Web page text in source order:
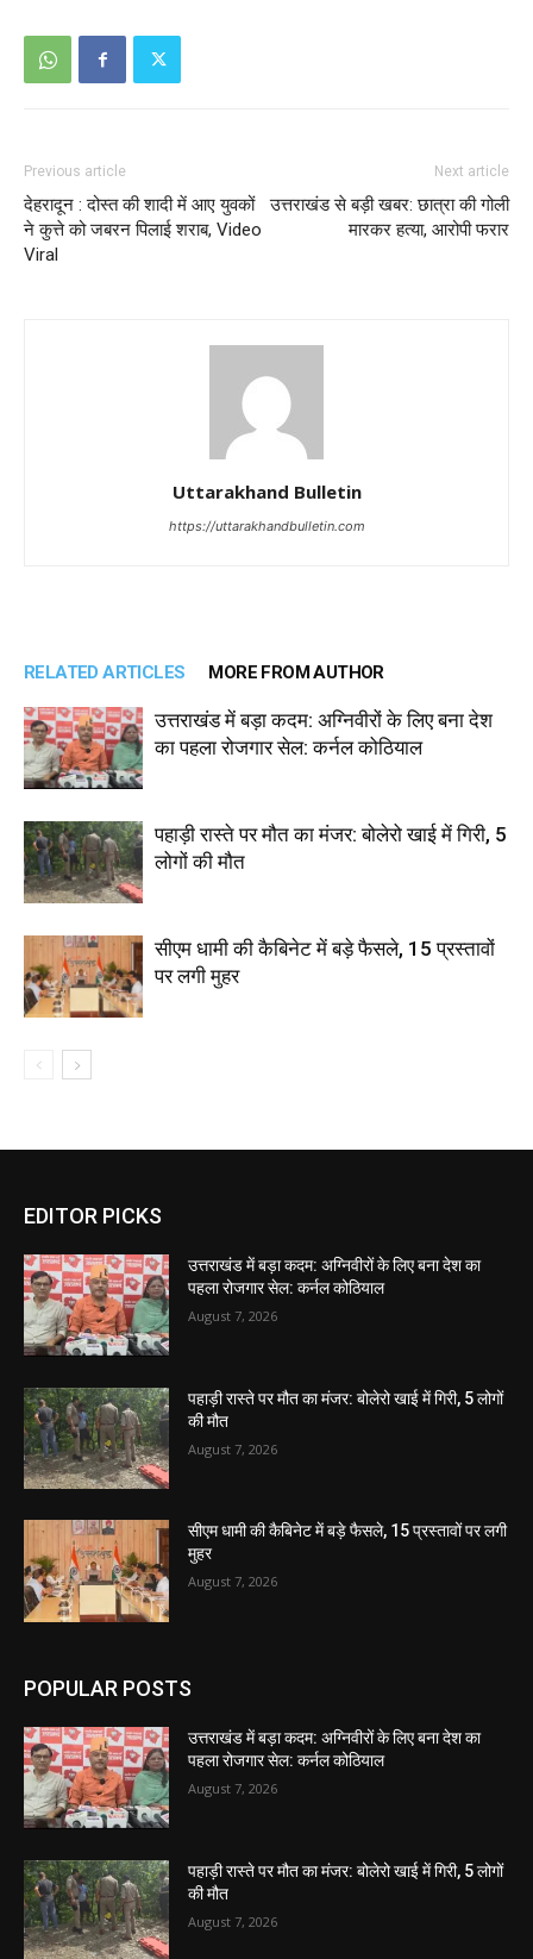
Previous article
देहरादून : दोस्त की शादी में आए युवकों
ने कुत्ते को जबरन पिलाई शराब, Video
Viral
Next article
उत्तराखंड से बड़ी खबर: छात्रा की गोली
मारकर हत्या, आरोपी फरार
Uttarakhand Bulletin
https://uttarakhandbulletin.com
RELATED ARTICLES MORE FROM AUTHOR
उत्तराखंड में बड़ा कदम: अग्निवीरों के लिए बना देश
का पहला रोजगार सेल: कर्नल कोठियाल
पहाड़ी रास्ते पर मौत का मंजर: बोलेरो खाई में गिरी, 5
लोगों की मौत
सीएम धामी की कैबिनेट में बड़े फैसले, 15 प्रस्तावों
पर लगी मुहर
EDITOR PICKS
उत्तराखंड में बड़ा कदम: अग्निवीरों के लिए बना देश का
पहला रोजगार सेल: कर्नल कोठियाल
August 7, 2026
पहाड़ी रास्ते पर मौत का मंजर: बोलेरो खाई में गिरी, 5 लोगों
की मौत
August 7, 2026
सीएम धामी की कैबिनेट में बड़े फैसले, 15 प्रस्तावों पर लगी
मुहर
August 7, 2026
POPULAR POSTS
उत्तराखंड में बड़ा कदम: अग्निवीरों के लिए बना देश का
पहला रोजगार सेल: कर्नल कोठियाल
August 7, 2026
पहाड़ी रास्ते पर मौत का मंजर: बोलेरो खाई में गिरी, 5 लोगों
की मौत
August 7, 2026